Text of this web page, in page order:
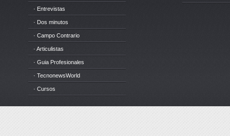
· Entrevistas
· Dos minutos
· Campo Contrario
· Articulistas
· Guia Profesionales
· TecnonewsWorld
· Cursos